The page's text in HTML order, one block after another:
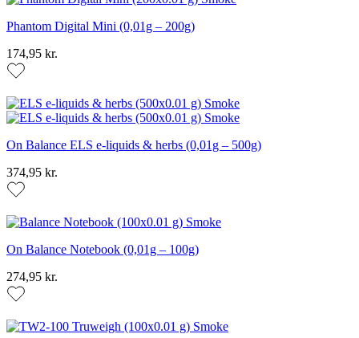
Phantom Digital Mini (0,01g – 200g)
174,95 kr.
On Balance ELS e-liquids & herbs (0,01g – 500g)
374,95 kr.
On Balance Notebook (0,01g – 100g)
274,95 kr.